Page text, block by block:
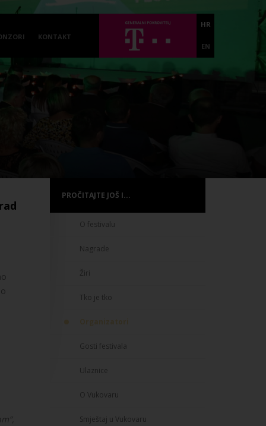
KONTAKT
HR
EN
PROČITAJTE JOŠ I...
O festivalu
Nagrade
Žiri
Tko je tko
Gosti festivala
Ulaznice
O Vukovaru
Smještaj u Vukovaru